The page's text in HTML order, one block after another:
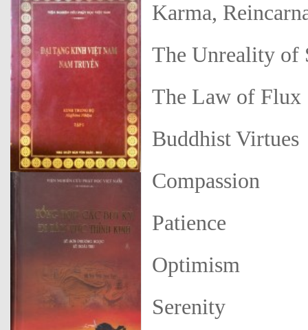
Karma,
The Unreality of
The Law of Flux
Buddhist Virtues
Compassion
Patience
Optimism
Serenity